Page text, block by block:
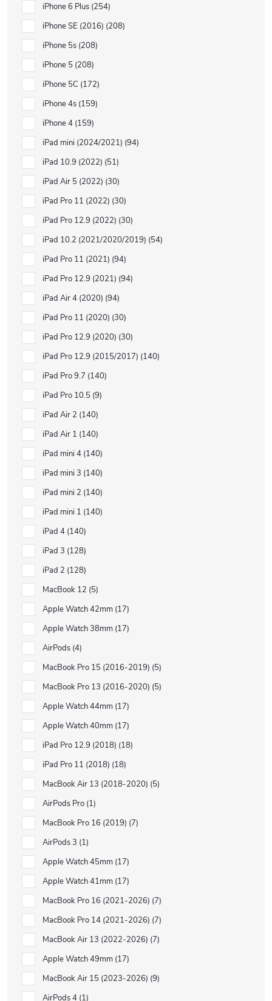
iPhone 6 Plus 254
iPhone SE (2016) 208
iPhone 5s 208
iPhone 5 208
iPhone 5C 172
iPhone 4s 159
iPhone 4 159
iPad mini (2024/2021) 94
iPad 10.9 (2022) 51
iPad Air 5 (2022) 30
iPad Pro 11 (2022) 30
iPad Pro 12.9 (2022) 30
iPad 10.2 (2021/2020/2019) 54
iPad Pro 11 (2021) 94
iPad Pro 12.9 (2021) 94
iPad Air 4 (2020) 94
iPad Pro 11 (2020) 30
iPad Pro 12.9 (2020) 30
iPad Pro 12.9 (2015/2017) 140
iPad Pro 9.7 140
iPad Pro 10.5 9
iPad Air 2 140
iPad Air 1 140
iPad mini 4 140
iPad mini 3 140
iPad mini 2 140
iPad mini 1 140
iPad 4 140
iPad 3 128
iPad 2 128
MacBook 12 5
Apple Watch 42mm 17
Apple Watch 38mm 17
AirPods 4
MacBook Pro 15 (2016-2019) 5
MacBook Pro 13 (2016-2020) 5
Apple Watch 44mm 17
Apple Watch 40mm 17
iPad Pro 12.9 (2018) 18
iPad Pro 11 (2018) 18
MacBook Air 13 (2018-2020) 5
AirPods Pro 1
MacBook Pro 16 (2019) 7
AirPods 3 1
Apple Watch 45mm 17
Apple Watch 41mm 17
MacBook Pro 16 (2021-2026) 7
MacBook Pro 14 (2021-2026) 7
MacBook Air 13 (2022-2026) 7
Apple Watch 49mm 17
MacBook Air 15 (2023-2026) 9
AirPods 4 1